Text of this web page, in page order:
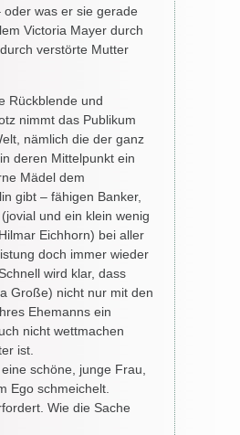
was er sie gerade
Victoria Mayer durch
verstörte Mutter
Rückblende und
nimmt das Publikum
nämlich die der ganz
deren Mittelpunkt ein
Mädel dem
gibt – fähigen Banker,
und ein klein wenig
Eichhorn) bei aller
doch immer wieder
wird klar, dass
Große) nicht nur mit den
Ehemanns ein
nicht wettmachen
ist.
schöne, junge Frau,
Ego schmeichelt.
Wie die Sache